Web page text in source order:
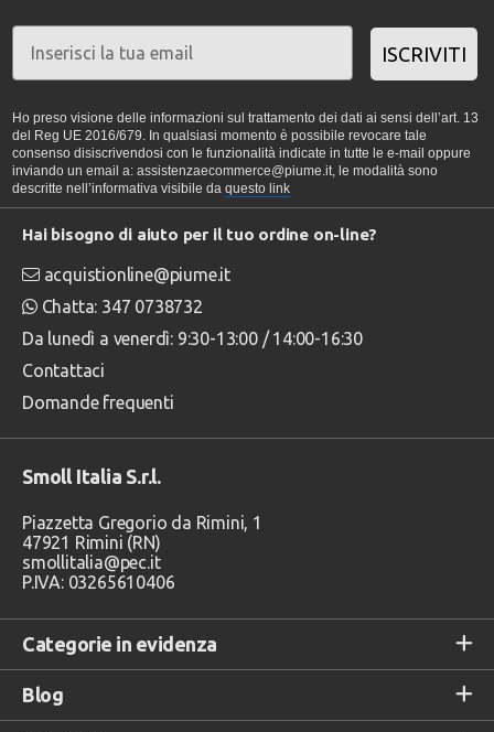
ISCRIVITI
Ho preso visione delle informazioni sul trattamento dei dati ai sensi dell’art. 13
del Reg UE 2016/679. In qualsiasi momento è possibile revocare tale
consenso disiscrivendosi con le funzionalità indicate in tutte le e-mail oppure
inviando un email a: assistenzaecommerce@piume.it, le modalità sono
descritte nell’informativa visibile da questo link
Categorie in evidenza
Blog
Hai bisogno di aiuto per il tuo ordine on-line?
acquistionline@piume.it
Chatta: 347 0738732
Da lunedì a venerdì: 9:30-13:00 / 14:00-16:30
Contattaci
Domande frequenti
Smoll Italia S.r.l.
Piazzetta Gregorio da Rimini, 1
47921 Rimini (RN)
smollitalia@pec.it
P.IVA: 03265610406